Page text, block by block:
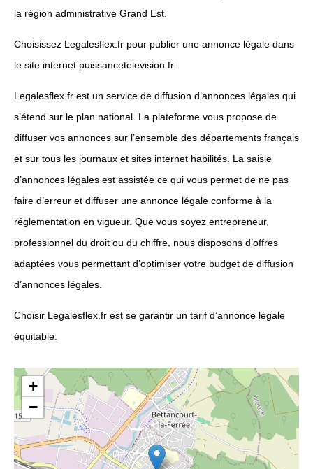
la région administrative Grand Est.
Choisissez Legalesflex.fr pour publier une annonce légale dans
le site internet puissancetelevision.fr.
Legalesflex.fr est un service de diffusion d’annonces légales qui
s’étend sur le plan national. La plateforme vous propose de
diffuser vos annonces sur l’ensemble des départements français
et sur tous les journaux et sites internet habilités. La saisie
d’annonces légales est assistée ce qui vous permet de ne pas
faire d’erreur et diffuser une annonce légale conforme à la
réglementation en vigueur. Que vous soyez entrepreneur,
professionnel du droit ou du chiffre, nous disposons d’offres
adaptées vous permettant d’optimiser votre budget de diffusion
d’annonces légales.
Choisir Legalesflex.fr est se garantir un tarif d’annonce légale
équitable.
+
−